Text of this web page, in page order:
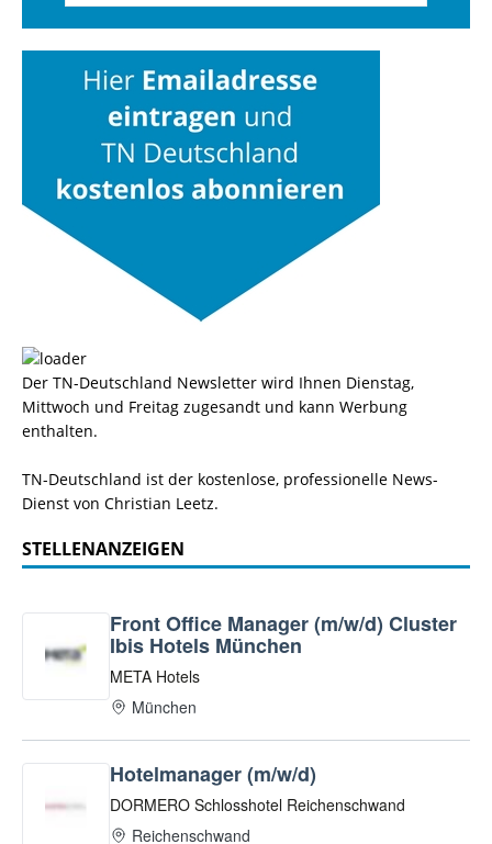
Der TN-Deutschland Newsletter wird Ihnen Dienstag,
Mittwoch und Freitag zugesandt und kann Werbung
enthalten.
TN-Deutschland ist der kostenlose, professionelle News-
Dienst von Christian Leetz.
STELLENANZEIGEN